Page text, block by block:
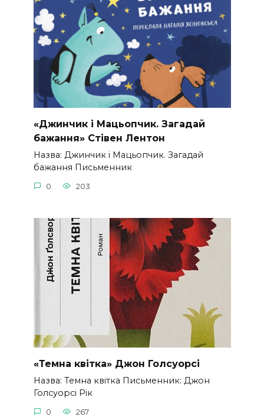
«Джинчик і Мацьопчик. Загадай
бажання» Стівен Лентон
Назва: Джинчик і Мацьопчик. Загадай
бажання Письменник
0 203
«Темна квітка» Джон Голсуорсі
Назва: Темна квітка Письменник: Джон
Голсуорсі Рік
0 267